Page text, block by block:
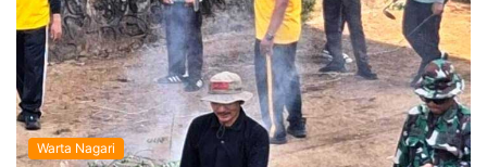
Warta Nagari